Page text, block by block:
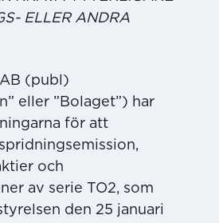
ELLER ANDRA
(publ)
eller ”Bolaget”) har
för att
och
av serie TO2, som
den 25 januari